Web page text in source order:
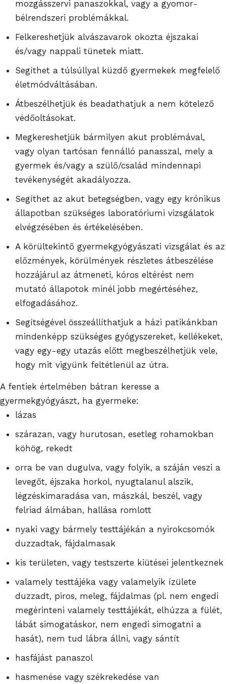
mozgásszervi panaszokkal, vagy a gyomor-
bélrendszeri problémákkal.
Felkereshetjük alvászavarok okozta éjszakai
és/vagy nappali tünetek miatt.
Segíthet a túlsúllyal küzdő gyermekek megfelelő
életmódváltásában.
Átbeszélhetjük és beadathatjuk a nem kötelező
védőoltásokat.
Megkereshetjük bármilyen akut problémával,
vagy olyan tartósan fennálló panasszal, mely a
gyermek és/vagy a szülő/család mindennapi
tevékenységét akadályozza.
Segíthet az akut betegségben, vagy egy krónikus
állapotban szükséges laboratóriumi vizsgálatok
elvégzésében és értékelésében.
A körültekintő gyermekgyógyászati vizsgálat és az
előzmények, körülmények részletes átbeszélése
hozzájárul az átmeneti, kóros eltérést nem
mutató állapotok minél jobb megértéséhez,
elfogadásához.
Segítségével összeállíthatjuk a házi patikánkban
mindenképp szükséges gyógyszereket, kellékeket,
vagy egy-egy utazás előtt megbeszélhetjük vele,
hogy mit vigyünk feltétlenül az útra.
A fentiek értelmében bátran keresse a
gyermekgyógyászt, ha gyermeke:
lázas
szárazan, vagy hurutosan, esetleg rohamokban
köhög, rekedt
orra be van dugulva, vagy folyik, a száján veszi a
levegőt, éjszaka horkol, nyugtalanul alszik,
légzéskimaradása van, mászkál, beszél, vagy
felriad álmában, hallása romlott
nyaki vagy bármely testtájékán a nyirokcsomók
duzzadtak, fájdalmasak
kis területen, vagy testszerte kiütései jelentkeznek
valamely testtájéka vagy valamelyik ízülete
duzzadt, piros, meleg, fájdalmas (pl. nem engedi
megérinteni valamely testtájékát, elhúzza a fülét,
lábát simogatáskor, nem engedi simogatni a
hasát), nem tud lábra állni, vagy sántít
hasfájást panaszol
hasmenése vagy székrekedése van